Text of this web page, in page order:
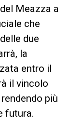
Meazza a
che
due
la
entro il
il vincolo
più
futura.